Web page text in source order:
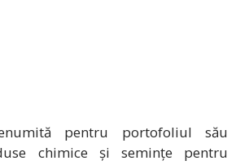
pentru portofoliul său
chimice și semințe pentru